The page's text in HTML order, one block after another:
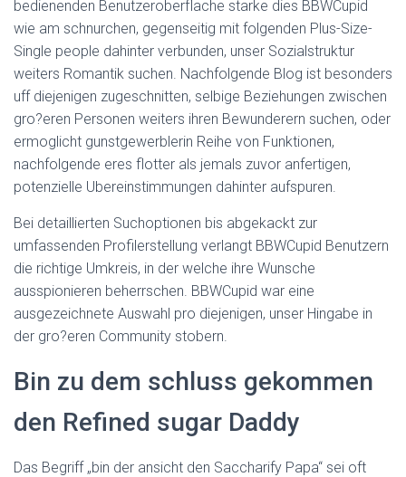
bedienenden Benutzeroberflache starke dies BBWCupid
wie am schnurchen, gegenseitig mit folgenden Plus-Size-
Single people dahinter verbunden, unser Sozialstruktur
weiters Romantik suchen. Nachfolgende Blog ist besonders
uff diejenigen zugeschnitten, selbige Beziehungen zwischen
gro?eren Personen weiters ihren Bewunderern suchen, oder
ermoglicht gunstgewerblerin Reihe von Funktionen,
nachfolgende eres flotter als jemals zuvor anfertigen,
potenzielle Ubereinstimmungen dahinter aufspuren.
Bei detaillierten Suchoptionen bis abgekackt zur
umfassenden Profilerstellung verlangt BBWCupid Benutzern
die richtige Umkreis, in der welche ihre Wunsche
ausspionieren beherrschen. BBWCupid war eine
ausgezeichnete Auswahl pro diejenigen, unser Hingabe in
der gro?eren Community stobern.
Bin zu dem schluss gekommen
den Refined sugar Daddy
Das Begriff „bin der ansicht den Saccharify Papa“ sei oft